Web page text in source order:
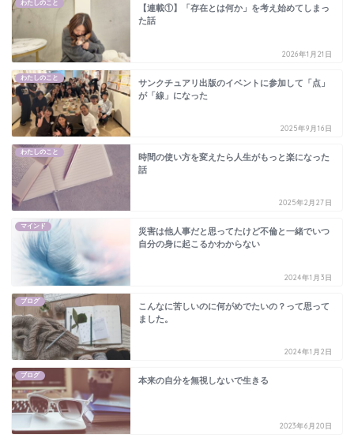
わたしのこと
【連載①】「存在とは何か」を考え始めてしまっ
た話
2026年1月21日
わたしのこと
サンクチュアリ出版のイベントに参加して「点」
が「線」になった
2025年9月16日
わたしのこと
時間の使い方を変えたら人生がもっと楽になった
話
2025年2月27日
マインド
災害は他人事だと思ってたけど不倫と一緒でいつ
自分の身に起こるかわからない
2024年1月3日
ブログ
こんなに苦しいのに何がめでたいの？って思って
ました。
2024年1月2日
ブログ
本来の自分を無視しないで生きる
2023年6月20日